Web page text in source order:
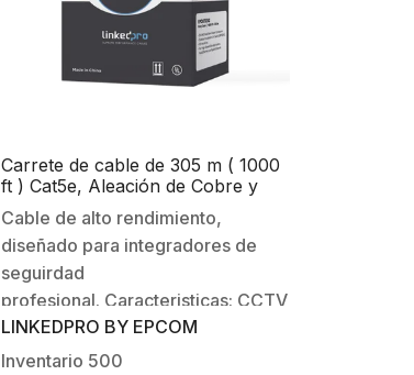
Ancho de Banda: 100 MHz-
Carrete de cable de 305 m ( 1000
ft ) Cat5e, Aleación de Cobre y
Aluminio ( CCA ), color Gris, Uso
Interior.
Cable de alto rendimiento,
diseñado para integradores de
seguirdad
profesional. Caracteristicas: CCTV
IP Megapixel / Instalaciones de
video análogo / Redes locales de
LINKEDPRO BY EPCOM
Inventario 500